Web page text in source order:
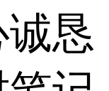
恳